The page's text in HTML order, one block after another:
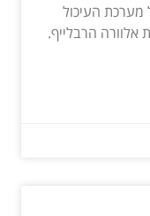
העיכול
הרבלייף.